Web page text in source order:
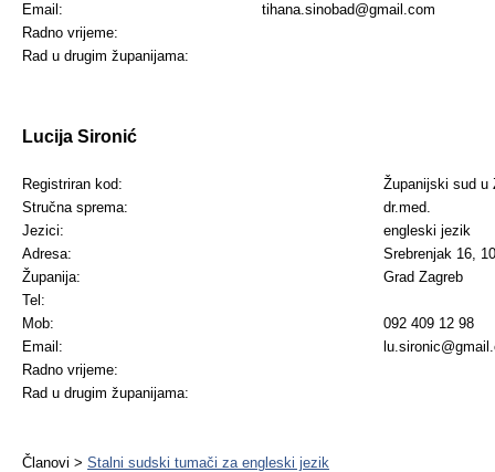
Email:
tihana.sinobad@gmail.com
Radno vrijeme:
Rad u drugim županijama:
Lucija Sironić
Registriran kod:
Županijski sud u
Stručna sprema:
dr.med.
Jezici:
engleski jezik
Adresa:
Srebrenjak 16,
Županija:
Grad Zagreb
Tel:
Mob:
092 409 12 98
Email:
Radno vrijeme:
Rad u drugim županijama:
Članovi > Stalni sudski tumači za engleski jezik